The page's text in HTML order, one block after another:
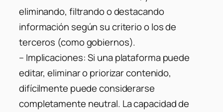
eliminando, filtrando o destacando
información según su criterio o los de
terceros (como gobiernos).
– Implicaciones: Si una plataforma puede
editar, eliminar o priorizar contenido,
difícilmente puede considerarse
completamente neutral. La capacidad de